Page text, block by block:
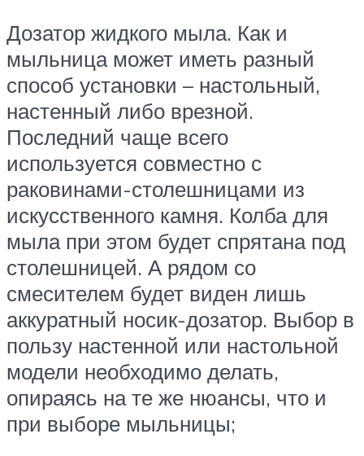
Дозатор жидкого мыла. Как и
мыльница может иметь разный
способ установки – настольный,
настенный либо врезной.
Последний чаще всего
используется совместно с
раковинами-столешницами из
искусственного камня. Колба для
мыла при этом будет спрятана под
столешницей. А рядом со
смесителем будет виден лишь
аккуратный носик-дозатор. Выбор в
пользу настенной или настольной
модели необходимо делать,
опираясь на те же нюансы, что и
при выборе мыльницы;